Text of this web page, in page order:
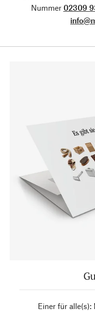
Nummer 02309
Einer für alle(s):